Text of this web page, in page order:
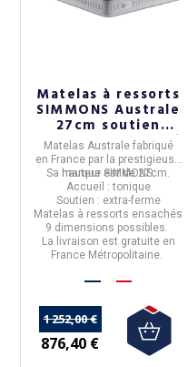
Matelas à ressorts
SIMMONS Australe
27cm soutien
extra-ferme accueil
tonique - 9 tailles
Matelas Australe fabriqué
en France par la prestigieuse
marque SIMMONS.
Sa hauteur est de27cm.
Accueil : tonique
Soutien : extra-ferme
Matelas à ressorts ensachés
9 dimensions possibles.
La livraison est gratuite en
France Métropolitaine.
1 252,00 €
876,40 €